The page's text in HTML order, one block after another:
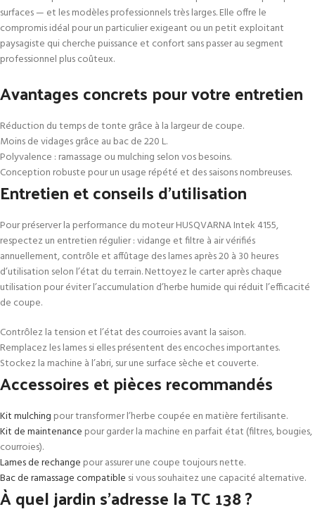
surfaces — et les modèles professionnels très larges. Elle offre le
compromis idéal pour un particulier exigeant ou un petit exploitant
paysagiste qui cherche puissance et confort sans passer au segment
professionnel plus coûteux.
Avantages concrets pour votre entretien
Réduction du temps de tonte grâce à la largeur de coupe.
Moins de vidages grâce au bac de 220 L.
Polyvalence : ramassage ou mulching selon vos besoins.
Conception robuste pour un usage répété et des saisons nombreuses.
Entretien et conseils d’utilisation
Pour préserver la performance du moteur HUSQVARNA Intek 4155,
respectez un entretien régulier : vidange et filtre à air vérifiés
annuellement, contrôle et affûtage des lames après 20 à 30 heures
d’utilisation selon l’état du terrain. Nettoyez le carter après chaque
utilisation pour éviter l’accumulation d’herbe humide qui réduit l’efficacité
de coupe.
Contrôlez la tension et l’état des courroies avant la saison.
Remplacez les lames si elles présentent des encoches importantes.
Stockez la machine à l’abri, sur une surface sèche et couverte.
Accessoires et pièces recommandés
Kit mulching pour transformer l’herbe coupée en matière fertilisante.
Kit de maintenance pour garder la machine en parfait état (filtres, bougies,
courroies).
Lames de rechange pour assurer une coupe toujours nette.
Bac de ramassage compatible si vous souhaitez une capacité alternative.
À quel jardin s’adresse la TC 138 ?